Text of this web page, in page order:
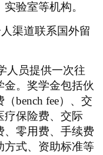
验室等机构。
渠道联系国外留
人员提供一次往
。奖学金包括伙
bench fee）、交
疗保险费、交际
、零用费、手续费
方式、资助标准等